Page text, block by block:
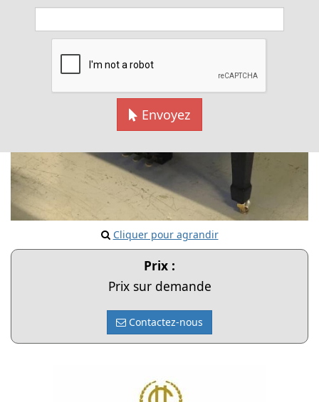
Cliquer pour agrandir
Prix :
Prix sur demande
Contactez-nous
Envoyez